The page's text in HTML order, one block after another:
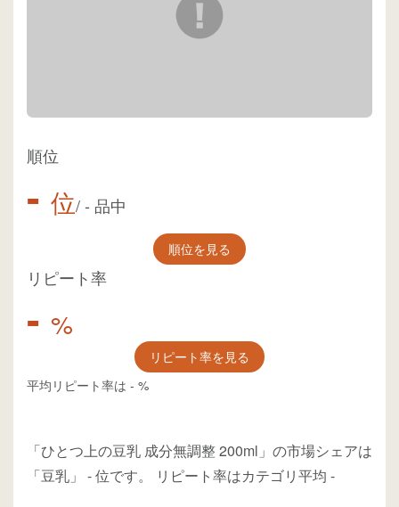
順位
- 位/- 品中
順位を見る
リピート率
- %
リピート率を見る
平均リピート率は - %
「ひとつ上の豆乳 成分無調整 200ml」の市場シェアは
「豆乳」 -位です。 リピート率はカテゴリ平均 -